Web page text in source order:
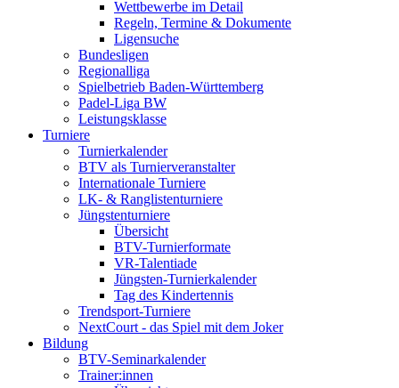
Wettbewerbe im Detail
Regeln, Termine & Dokumente
Ligensuche
Bundesligen
Regionalliga
Spielbetrieb Baden-Württemberg
Padel-Liga BW
Leistungsklasse
Turniere
Turnierkalender
BTV als Turnierveranstalter
Internationale Turniere
LK- & Ranglistenturniere
Jüngstenturniere
Übersicht
BTV-Turnierformate
VR-Talentiade
Jüngsten-Turnierkalender
Tag des Kindertennis
Trendsport-Turniere
NextCourt - das Spiel mit dem Joker
Bildung
BTV-Seminarkalender
Trainer:innen